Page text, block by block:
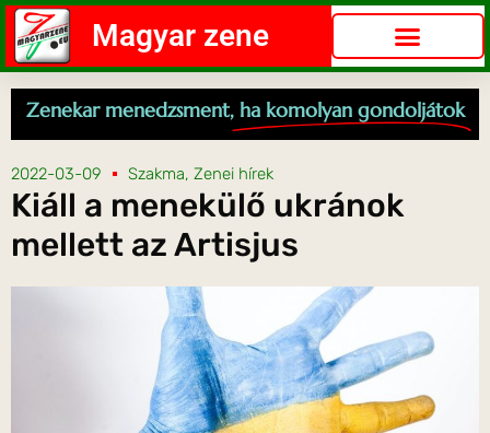
Magyar zene
Zenekar menedzsment, ha komolyan gondoljátok
2022-03-09 Szakma, Zenei hírek
Kiáll a menekülő ukránok
mellett az Artisjus